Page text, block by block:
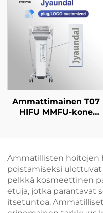
ehkäisyyn, ryppyjen
poistoon, kasvojen
kiristämiseen ja ihon
tiukentamiseen
Ammattimainen T07
HIFU MMFU-kone
ikääntymisen
estäminen ja ryppyjen
poisto, hieronta- ja
kauneuslaitteisto
Ammatillisten hoitojen
poistamiseksi
pelkkä kosmeettinen
etuja, jotka parantavat
itsetuntoa.